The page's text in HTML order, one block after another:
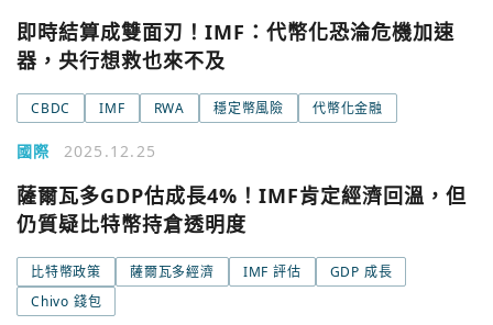
即時結算成雙面刃！IMF：代幣化恐淪危機加速
器，央行想救也來不及
CBDC IMF RWA 穩定幣風險 代幣化金融
國際 2025.12.25
薩爾瓦多GDP估成長4%！IMF肯定經濟回溫，但
仍質疑比特幣持倉透明度
比特幣政策 薩爾瓦多經濟 IMF 評估
GDP 成長
Chivo 錢包